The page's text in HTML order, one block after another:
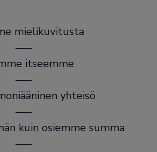
mielikuvitusta
–––
itseemme
–––
yhteisö
–––
kuin osiemme summa
–––